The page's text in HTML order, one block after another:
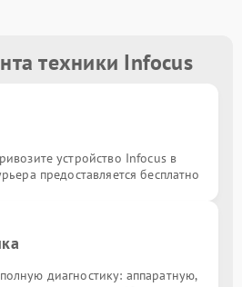
техники Infocus
устройство Infocus в
предоставляется бесплатно
диагностику: аппаратную,